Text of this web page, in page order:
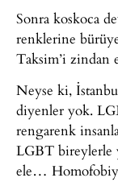
Sonra koskoca
renklerine
Taksim’i
Neyse ki,
diyenler yok.
rengarenk
LGBT bireylerle
ele…